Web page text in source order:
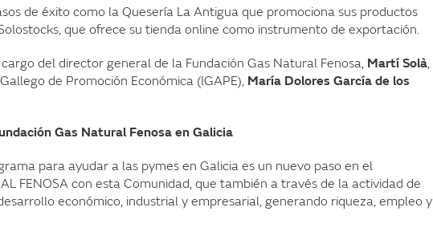
de éxito como la Quesería La Antigua que promociona sus productos
que ofrece su tienda online como instrumento de exportación.
del director general de la Fundación Gas Natural Fenosa, Martí Solà,
de Promoción Económica (IGAPE), María Dolores García de los
Gas Natural Fenosa en Galicia
para ayudar a las pymes en Galicia es un nuevo paso en el
FENOSA con esta Comunidad, que también a través de la actividad de
económico, industrial y empresarial, generando riqueza, empleo y